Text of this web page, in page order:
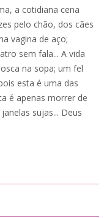
a cotidiana cena
pelo chão, dos cães
vagina de aço;
sem fala... A vida
na sopa; um fel
esta é uma das
é apenas morrer de
sujas... Deus